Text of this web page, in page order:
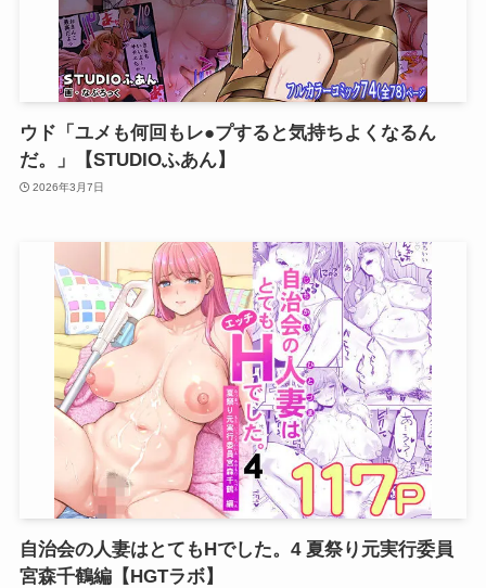
ウド「ユメも何回もレ●プすると気持ちよくなるん
だ。」【STUDIOふあん】
2026年3月7日
自治会の人妻はとてもHでした。4 夏祭り元実行委員
宮森千鶴編【HGTラボ】